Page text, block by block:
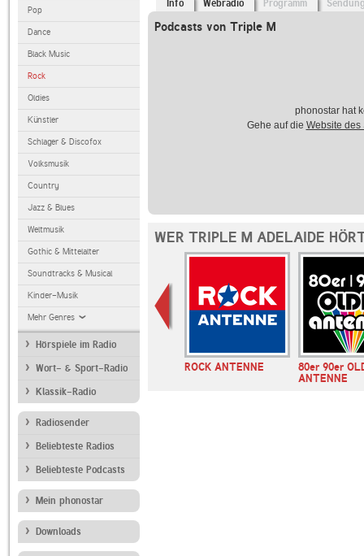
Pop
Dance
Black Music
Rock
Oldies
Künstler
Schlager & Discofox
Volksmusik
Country
Jazz & Blues
Weltmusik
Gothic & Mittelalter
Soundtracks & Musical
Kinder-Musik
Mehr Genres
Hörspiele im Radio
Wort- & Sport-Radio
Klassik-Radio
Radiosender
Beliebteste Radios
Beliebteste Podcasts
Mein phonostar
Downloads
Info Webradio Programm
Podcasts von Triple M
phonostar hat
Gehe auf die Website des
WER TRIPLE M ADELAIDE
ROCK ANTENNE
80er 90er
ANTENNE